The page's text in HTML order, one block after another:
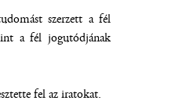
szerzett a fél
a fél jogutódjának
fel az iratokat.